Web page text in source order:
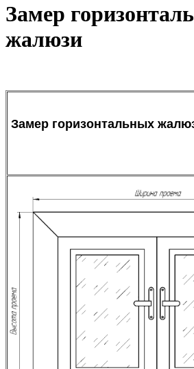
Замер
жалюзи
Замер горизонтальных